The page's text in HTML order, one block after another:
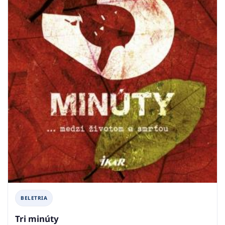
BELETRIA
Tri minúty